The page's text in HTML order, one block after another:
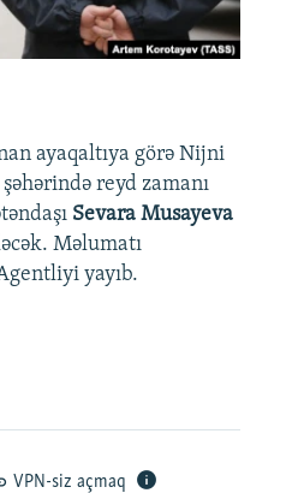
ayaqaltıya görə Nijni
reyd zamanı
Sevara Musayeva
Məlumatı
yayıb.
VPN-siz açmaq